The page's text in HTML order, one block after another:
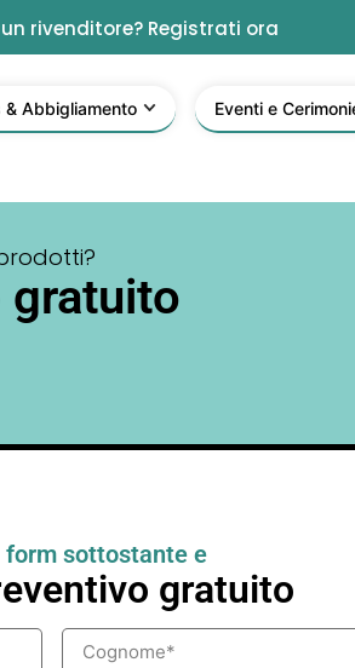
un rivenditore? Registrati ora
& Abbigliamento Eventi e
gratuito
form sottostante e
gratuito